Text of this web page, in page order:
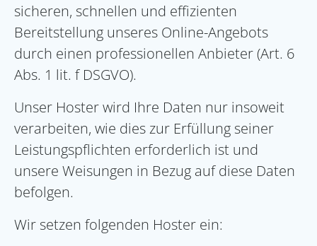
sicheren, schnellen und effizienten
Bereitstellung unseres Online-Angebots
durch einen professionellen Anbieter (Art. 6
Abs. 1 lit. f DSGVO).
Unser Hoster wird Ihre Daten nur insoweit
verarbeiten, wie dies zur Erfüllung seiner
Leistungspflichten erforderlich ist und
unsere Weisungen in Bezug auf diese Daten
befolgen.
Wir setzen folgenden Hoster ein: